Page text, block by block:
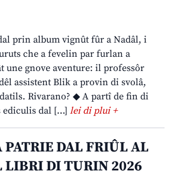
prin album vignût fûr a Nadâl, i
che a fevelin par furlan a
une gnove aventure: il professôr
assistent Blik a provin di svolâ,
Rivarano? ◆ A partî de fin di
ediculis dal […] lei di plui +
PATRIE DAL FRIÛL AL
LIBRI DI TURIN 2026